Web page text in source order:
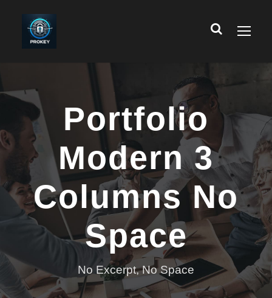
Portfolio
Modern 3
Columns No
Space
No Excerpt, No Space